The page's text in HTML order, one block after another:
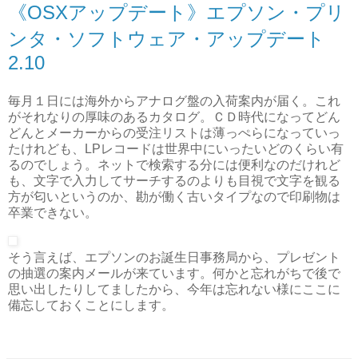
《OSXアップデート》エプソン・プリ
ンタ・ソフトウェア・アップデート
2.10
毎月１日には海外からアナログ盤の入荷案内が届く。これ
がそれなりの厚味のあるカタログ。ＣＤ時代になってどん
どんとメーカーからの受注リストは薄っぺらになっていっ
たけれども、LPレコードは世界中にいったいどのくらい有
るのでしょう。ネットで検索する分には便利なのだけれど
も、文字で入力してサーチするのよりも目視で文字を観る
方が匂いというのか、勘が働く古いタイプなので印刷物は
卒業できない。
そう言えば、エプソンのお誕生日事務局から、プレゼント
の抽選の案内メールが来ています。何かと忘れがちで後で
思い出したりしてましたから、今年は忘れない様にここに
備忘しておくことにします。